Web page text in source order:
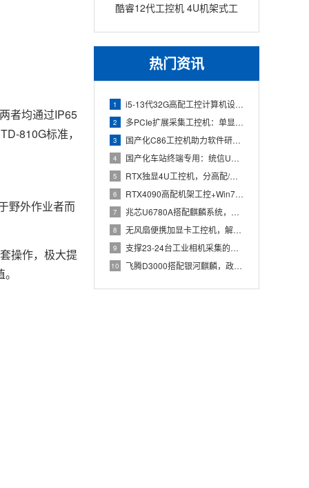
酷睿12代工控机 4U机架式工
业控制器 DT-610L-IZ
热门资讯
1 i5-13代32G高配工控计算机设备，智能制造工位整机显示成
2 多PCIe扩展采集工控机：单显卡+多路采集卡高性价比方案
3 国产化C86工控机助力软件研发：从需求分析到落地部署
4 国产化车站终端专用：统信UOS兆芯八核嵌入式轨交工控机落地方
5 RTX独显4U工控机，分高配/低配适配无人机作业全场景
6 RTX4090高配机架工控+Win7加固笔记本，航空测控硬件
7 兆芯U6780A搭配麒麟系统，国产化工控机赋能航站楼航显调度
8 无风扇便携加显卡工控机，解决户外高波特率串口采集难题
9 支撑23-24台工业相机采集的高配置工控机解决方案推荐
10 飞腾D3000搭配银河麒麟，政务办公国产飞腾工控机落地方案
者均通过IP65
810G标准，
野外作业者而
操作，极大提